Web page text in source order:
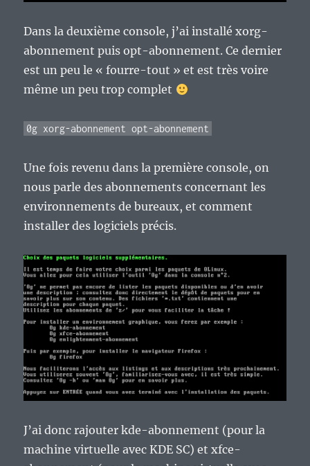
Dans la deuxième console, j’ai installé xorg-
abonnement puis opt-abonnement. Ce dernier
est un peu le « fourre-tout » et est très voire
même un peu trop complet
0g xorg-abonnement opt-abonnement
Une fois revenu dans la première console, on
nous parle des abonnements concernant les
environnements de bureaux, et comment
installer des logiciels précis.
J’ai donc rajouter kde-abonnement (pour la
machine virtuelle avec KDE SC) et xfce-